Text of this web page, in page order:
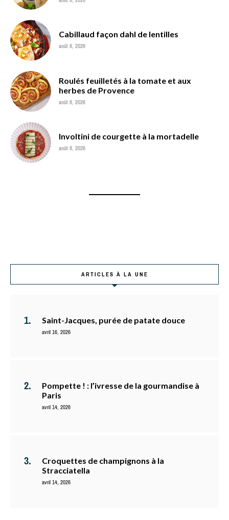
Cabillaud façon dahl de lentilles
août 8, 2026
Roulés feuilletés à la tomate et aux
herbes de Provence
août 8, 2026
Involtini de courgette à la mortadelle
août 8, 2026
ARTICLES À LA UNE
Saint-Jacques, purée de patate douce
avril 16, 2026
Pompette ! : l’ivresse de la gourmandise à
Paris
avril 14, 2026
Croquettes de champignons à la
Stracciatella
avril 14, 2026